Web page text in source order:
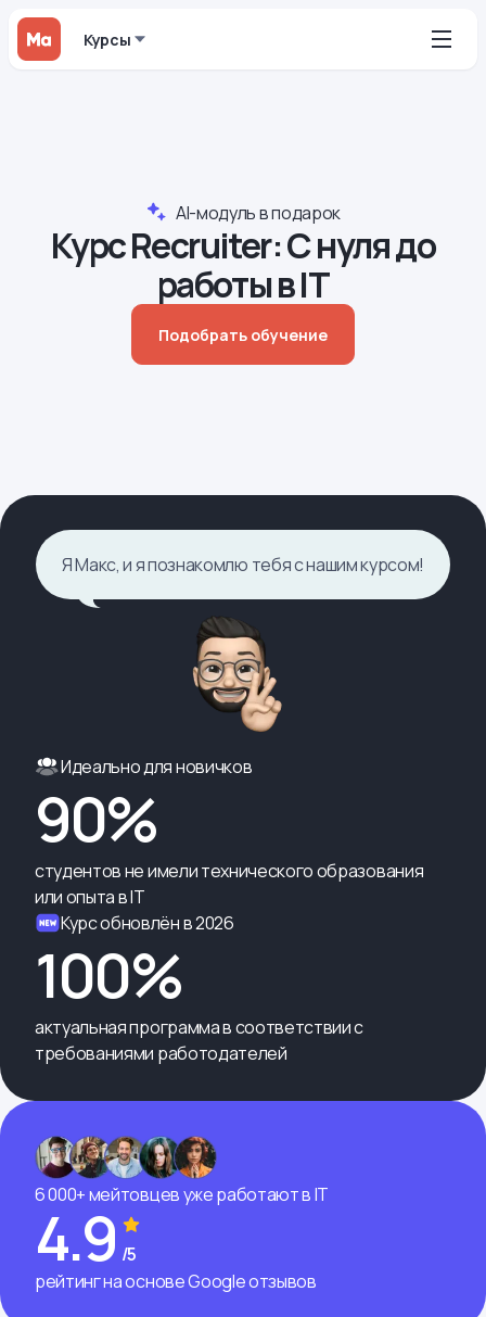
Курсы
AI-модуль в подарок
Курс Recruiter: С нуля до
работы в IT
Подобрать обучение
Я Макс, и я познакомлю тебя с нашим курсом!
Идеально для новичков
90%
студентов не имели технического образования
или опыта в IT
Курс обновлён в 2026
100%
актуальная программа в соответствии с
требованиями работодателей
6 000+ мейтовцев уже работают в IT
4.9 /5
рейтинг на основе Google отзывов